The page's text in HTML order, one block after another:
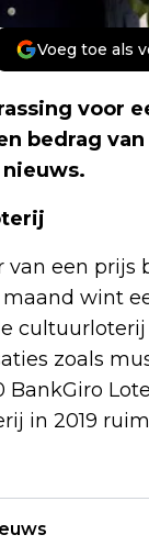
Voeg toe als
voor
bedrag
een prijs
wint
zoals
in 2019